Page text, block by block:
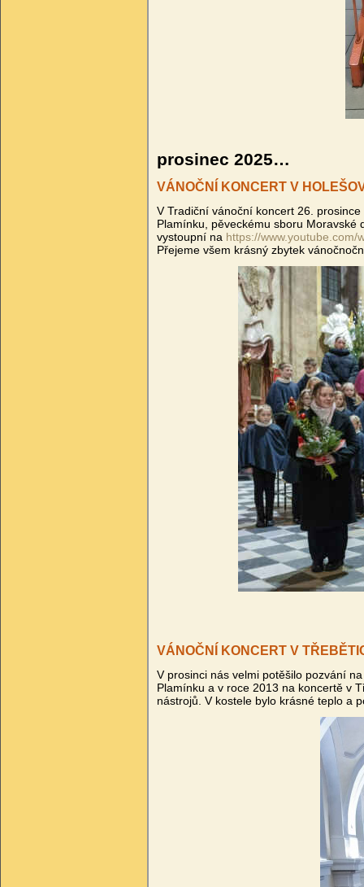
prosinec 2025…
VÁNOČNÍ KONCERT V
V Tradiční vánoční koncert 26.
Plamínku, pěveckému sboru
vystoupní na https://www.youtube.com/
Přejeme všem krásný zbytek
VÁNOČNÍ KONCERT V
V prosinci nás velmi potěšilo pozvání
Plamínku a v roce 2013 na koncertě v
nástrojů. V kostele bylo krásné teplo a